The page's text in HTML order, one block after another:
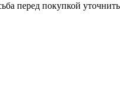
перед покупкой